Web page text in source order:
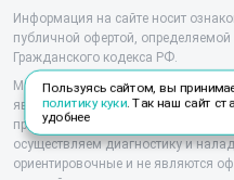
Информация на сайте носит
публичной офертой,
Гражданского кодекса РФ.
Мы специализируемся на
являемся их официальным
профессиональные услуги после
осуществляем диагностику и
ориентировочные и не являются
Пользуясь сайтом, вы
политику куки. Так наш сайт
удобнее